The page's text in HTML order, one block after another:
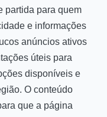
partida para quem
e informações
anúncios ativos
úteis para
disponíveis e
O conteúdo
que a página